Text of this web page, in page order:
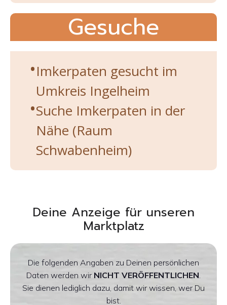
Gesuche
Imkerpaten gesucht im
Umkreis Ingelheim
Suche Imkerpaten in der
Nähe (Raum
Schwabenheim)
Deine Anzeige für unseren
Marktplatz
Die folgenden Angaben zu Deinen persönlichen
Daten werden wir NICHT VERÖFFENTLICHEN
Sie dienen lediglich dazu, damit wir wissen, wer Du
bist.